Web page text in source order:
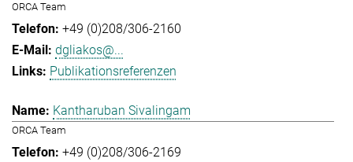
ORCA Team
+49 (0)208/306-2160
dgliakos@...
Publikationsreferenzen
Kantharuban Sivalingam
ORCA Team
+49 (0)208/306-2169